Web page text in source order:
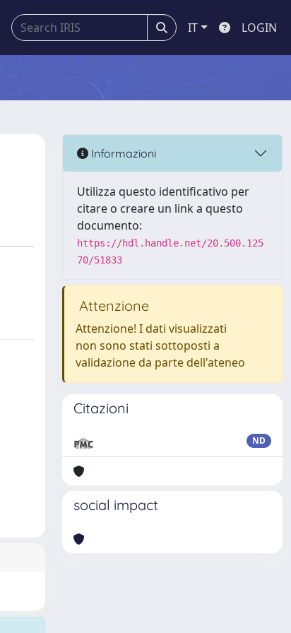
IT LOGIN
Informazioni
Utilizza questo identificativo per
citare o creare un link a questo
documento:
https://hdl.handle.net/20.500.125
70/51833
Attenzione
Attenzione! I dati visualizzati
non sono stati sottoposti a
validazione da parte dell'ateneo
Citazioni
ND
social impact